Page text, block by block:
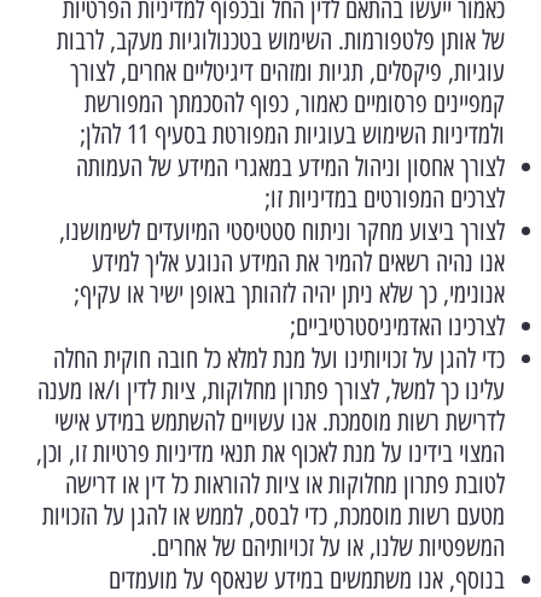
כאמור ייעשו בהתאם לדין החל ובכפוף למדיניות הפרטיות
של אותן פלטפורמות. השימוש בטכנולוגיות מעקב, לרבות
עוגיות, פיקסלים, תגיות ומזהים דיגיטליים אחרים, לצורך
קמפיינים פרסומיים כאמור, כפוף להסכמתך המפורשת
ולמדיניות השימוש בעוגיות המפורטת בסעיף 11 להלן;
לצורך אחסון וניהול המידע במאגרי המידע של העמותה
לצרכים המפורטים במדיניות זו;
לצורך ביצוע מחקר וניתוח סטטיסטי המיועדים לשימושנו,
אנו נהיה רשאים להמיר את המידע הנוגע אליך למידע
אנונימי, כך שלא ניתן יהיה לזהותך באופן ישיר או עקיף;
לצרכינו האדמיניסטרטיביים;
כדי להגן על זכויותינו ועל מנת למלא כל חובה חוקית החלה
עלינו כך למשל, לצורך פתרון מחלוקות, ציות לדין ו/או מענה
לדרישת רשות מוסמכת. אנו עשויים להשתמש במידע אישי
המצוי בידינו על מנת לאכוף את תנאי מדיניות פרטיות זו, וכן,
לטובת פתרון מחלוקות או ציות להוראות כל דין או דרישה
מטעם רשות מוסמכת, כדי לבסס, לממש או להגן על הזכויות
המשפטיות שלנו, או על זכויותיהם של אחרים.
בנוסף, אנו משתמשים במידע שנאסף על מועמדים